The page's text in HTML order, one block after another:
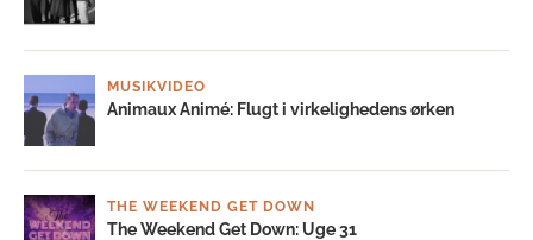
MUSIKVIDEO
Animaux Animé: Flugt i virkelighedens ørken
THE WEEKEND GET DOWN
The Weekend Get Down: Uge 31